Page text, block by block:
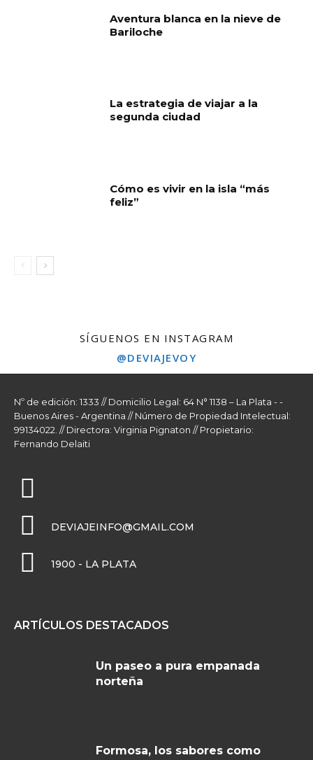
Aventura blanca en la nieve de
Bariloche
La estrategia de viajar a la
segunda ciudad
Cómo es vivir en la isla “más
feliz”
SÍGUENOS EN INSTAGRAM
@DEVIAJEVOY
Nº de edición: 1333 // Domicilio Legal: 64 N° 1138 – La Plata - -
Buenos Aires - Argentina // Número de Propiedad Intelectual:
99134022. // Directora: Virginia Pignaton // Propietario:
Fernando Delaiti
DEVIAJEINFO@GMAIL.COM
1900 - LA PLATA
ARTÍCULOS DESTACADOS
Un paseo a pura empanada
norteña
Formosa, los sabores como